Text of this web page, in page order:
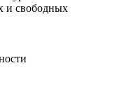
и свободных